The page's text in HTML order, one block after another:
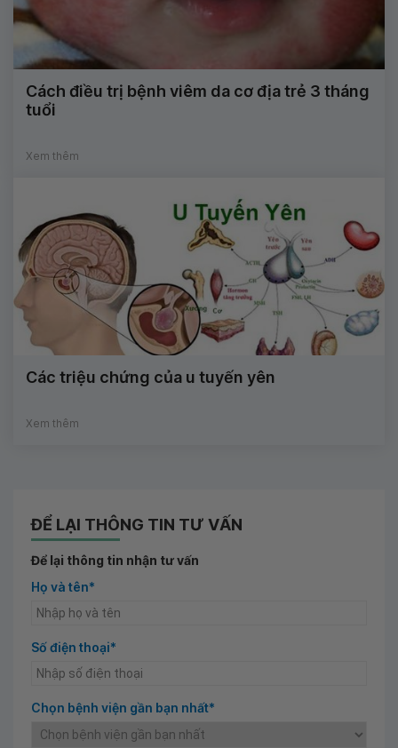
Cách điều trị bệnh viêm da cơ địa trẻ 3 tháng
tuổi
Xem thêm
Các triệu chứng của u tuyến yên
Xem thêm
ĐỂ LẠI THÔNG TIN TƯ VẤN
Để lại thông tin nhận tư vấn
Họ và tên*
Số điện thoại*
Chọn bệnh viện gần bạn nhất*